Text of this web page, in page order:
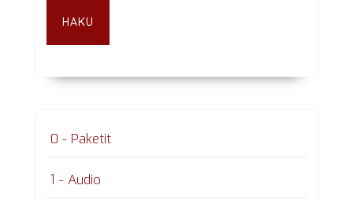
HAKU
0 - Paketit
1 - Audio